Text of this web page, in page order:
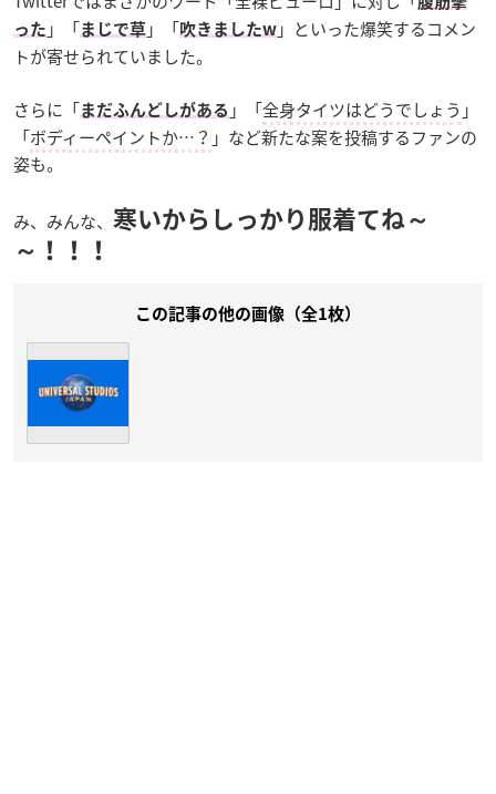
った 」「まじで草 」「吹きましたw 」といった爆笑するコメン
トが寄せられていました。
さらに「まだふんどしがある 」「全身タイツはどうでしょう 」
「ボディーペイントか…？ 」など新たな案を投稿するファンの
姿も。
み、みんな、 寒いからしっかり服着てね～
～！！！
この記事の他の画像（全1枚）